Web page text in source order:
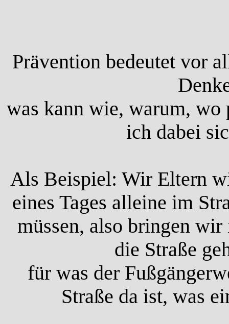
Prävention bedeutet vor
was kann wie, warum, wo
ich dabei
Als Beispiel: Wir Eltern
eines Tages alleine im
müssen, also bringen
die Straße
für was der
Straße da ist, was